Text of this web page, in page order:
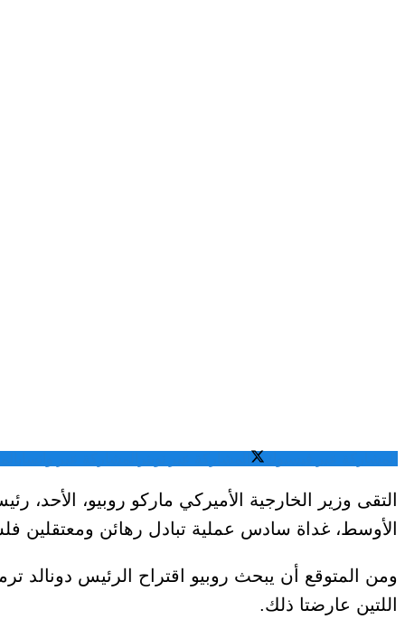
التقى وزير الخارجية الأميركي ماركو روبيو،
الأوسط، غداة سادس عملية تبادل رهائن ومعتقلين
اللتين عارضتا ذلك.